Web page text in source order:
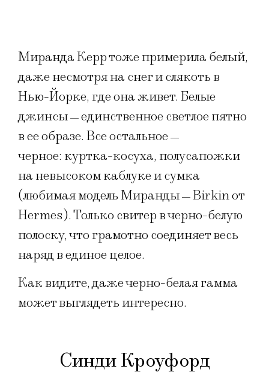
Миранда Керр тоже примерила белый,
даже несмотря на снег и слякоть в
Нью-Йорке, где она живет. Белые
джинсы — единственное светлое пятно
в ее образе. Все остальное —
черное: куртка-косуха, полусапожки
на невысоком каблуке и сумка
(любимая модель Миранды — Birkin от
Hermes). Только свитер в черно-белую
полоску, что грамотно соединяет весь
наряд в единое целое.
Как видите, даже черно-белая гамма
может выглядеть интересно.
Синди Кроуфорд